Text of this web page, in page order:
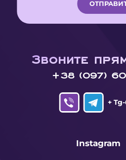
Звоните
+38 (097)
+
Instagram